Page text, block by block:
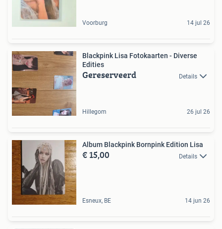
Voorburg 14 jul 26
Blackpink Lisa Fotokaarten - Diverse
Edities
Gereserveerd Details
Hillegom 26 jul 26
Album Blackpink Bornpink Edition Lisa
€ 15,00 Details
Esneux, BE 14 jun 26